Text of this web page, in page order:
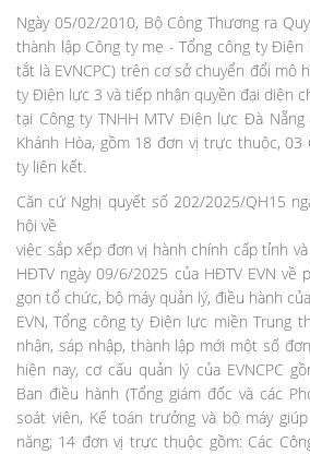
Ngày 05/02/2010, Bộ Công Thương ra
thành lập Công ty mẹ - Tổng công ty
tắt là EVNCPC) trên cơ sở chuyển đổi mô
ty Điện lực 3 và tiếp nhận quyền đại diện
tại Công ty TNHH MTV Điện lực Đà
Khánh Hòa, gồm 18 đơn vị trực thuộc, 03
ty liên kết.
Căn cứ Nghị quyết số 202/2025/QH15
hội về
việc sắp xếp đơn vị hành chính cấp tỉnh
HĐTV ngày 09/6/2025 của HĐTV EVN về
gọn tổ chức, bộ máy quản lý, điều hành
EVN, Tổng công ty Điện lực miền Trung
nhận, sáp nhập, thành lập mới một số
hiện nay, cơ cấu quản lý của EVNCPC
Ban điều hành (Tổng giám đốc và các
soát viên, Kế toán trưởng và bộ máy
năng; 14 đơn vị trực thuộc gồm: Các